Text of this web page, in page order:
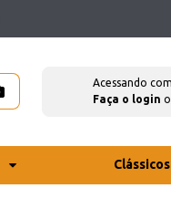
Acessando
Faça o login